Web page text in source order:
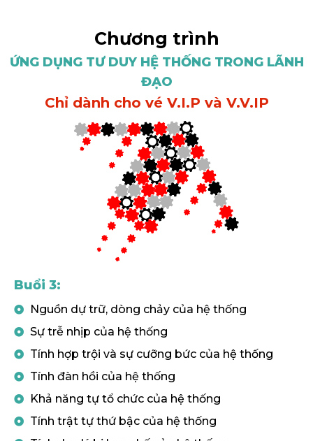
Chương trình
ỨNG DỤNG TƯ DUY HỆ THỐNG TRONG LÃNH
ĐẠO
Chỉ dành cho vé V.I.P và V.V.IP
Buổi 3:
Nguồn dự trữ, dòng chảy của hệ thống
Sự trễ nhịp của hệ thống
Tính hợp trội và sự cưỡng bức của hệ thống
Tính đàn hồi của hệ thống
Khả năng tự tổ chức của hệ thống
Tính trật tự thứ bậc của hệ thống